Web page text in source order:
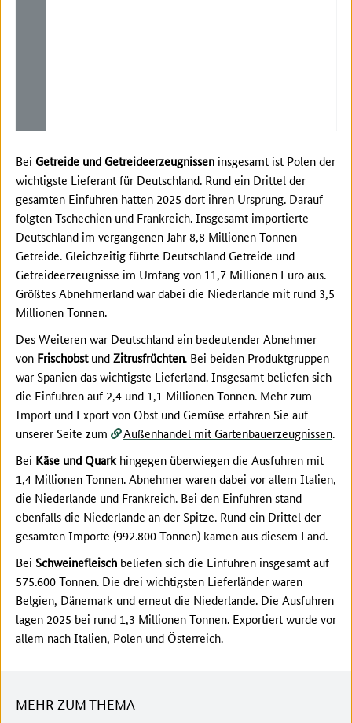
Bei Getreide und Getreideerzeugnissen insgesamt ist Polen der
wichtigste Lieferant für Deutschland. Rund ein Drittel der
gesamten Einfuhren hatten 2025 dort ihren Ursprung. Darauf
folgten Tschechien und Frankreich. Insgesamt importierte
Deutschland im vergangenen Jahr 8,8 Millionen Tonnen
Getreide. Gleichzeitig führte Deutschland Getreide und
Getreideerzeugnisse im Umfang von 11,7 Millionen Euro aus.
Größtes Abnehmerland war dabei die Niederlande mit rund 3,5
Millionen Tonnen.
Des Weiteren war Deutschland ein bedeutender Abnehmer
von FrischobstundZitrusfrüchten. Bei beiden Produktgruppen
war Spanien das wichtigste Lieferland. Insgesamt beliefen sich
die Einfuhren auf 2,4 und 1,1 Millionen Tonnen. Mehr zum
Import und Export von Obst und Gemüse erfahren Sie auf
unserer Seite zum
Außenhandel mit Gartenbauerzeugnissen.
Bei Käse und Quark hingegen überwiegen die Ausfuhren mit
1,4 Millionen Tonnen. Abnehmer waren dabei vor allem Italien,
die Niederlande und Frankreich. Bei den Einfuhren stand
ebenfalls die Niederlande an der Spitze. Rund ein Drittel der
gesamten Importe (992.800 Tonnen) kamen aus diesem Land.
Bei Schweinefleisch beliefen sich die Einfuhren insgesamt auf
575.600 Tonnen. Die drei wichtigsten Lieferländer waren
Belgien, Dänemark und erneut die Niederlande. Die Ausfuhren
lagen 2025 bei rund 1,3 Millionen Tonnen. Exportiert wurde vor
allem nach Italien, Polen und Österreich.
MEHR ZUM THEMA